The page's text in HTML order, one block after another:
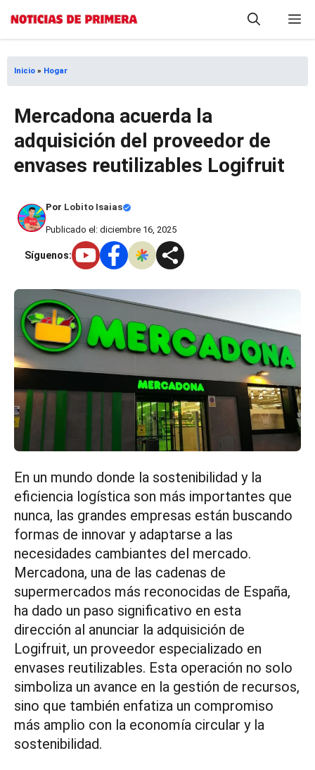
Saltar
contenido
Inicio » Hogar
Mercadona acuerda la
adquisición del proveedor de
envases reutilizables Logifruit
Por Lobito Isaias
Publicado el: diciembre 16, 2025
Síguenos:
En un mundo donde la sostenibilidad y la
eficiencia logística son más importantes que
nunca, las grandes empresas están buscando
formas de innovar y adaptarse a las
necesidades cambiantes del mercado.
Mercadona, una de las cadenas de
supermercados más reconocidas de España,
ha dado un paso significativo en esta
dirección al anunciar la adquisición de
Logifruit, un proveedor especializado en
envases reutilizables. Esta operación no solo
simboliza un avance en la gestión de recursos,
sino que también enfatiza un compromiso
más amplio con la economía circular y la
sostenibilidad.